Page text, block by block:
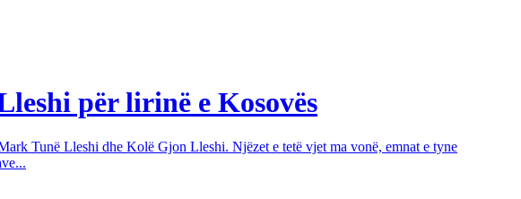
për lirinë e Kosovës
Tunë Lleshi dhe Kolë Gjon Lleshi. Njëzet e tetë vjet ma vonë, emnat e tyne